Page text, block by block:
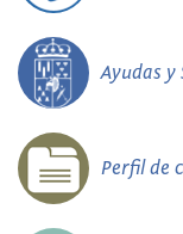
Ayudas y
Perfil de